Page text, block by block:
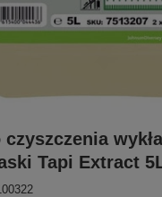
Tapi Extract